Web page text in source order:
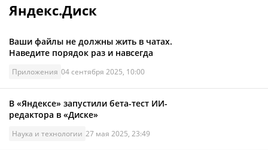
Яндекс.Диск
Ваши файлы не должны жить в чатах.
Наведите порядок раз и навсегда
Приложения 04 сентября 2025, 10:00
В «Яндексе» запустили бета-тест ИИ-
редактора в «Диске»
Наука и технологии 27 мая 2025, 23:49